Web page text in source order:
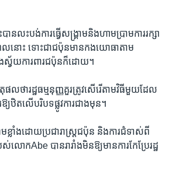
បាន​លះបង់​ការ​ធ្វើ​សង្គ្រាមនិងហាមប្រាមការ​រក្សា​
នោះ ទោះជាជប៉ុនមានកងយោធា​តាម​
ស្វ័យការពារជប៉ុន​ក៏​ដោយ។
ថារដ្ឋធម្មនុញ្ញគួរ​ត្រូវសើរើតាម​វិធីមួយដែល​
យ​ឋិត​លើ​បរិបទ​ផ្លូវ​ការ​ជាង​មុន។
ខ្លាំង​ដោយ​ប្រជារាស្ត្រជប៉ុន និង​ការ​ជំទាស់​ពី​
លោកAbe បាន​រារាំងមិន​ឱ្យ​មាន​ការ​កែប្រែ​រដ្ឋ